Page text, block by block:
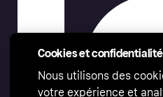
Cookies et confidentialité
Nous utilisons des
votre expérience et